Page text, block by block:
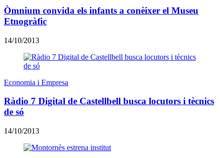
Òmnium convida els infants a conèixer el Museu
Etnogràfic
14/10/2013
Economia i Empresa
Ràdio 7 Digital de Castellbell busca locutors i tècnics
de só
14/10/2013